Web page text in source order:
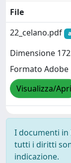
File
22_celano.pdf
Dimensione
Formato Adobe
Visualizza/Apri
I documenti in
tutti i diritti
indicazione.